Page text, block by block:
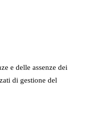
e delle assenze dei
di gestione del